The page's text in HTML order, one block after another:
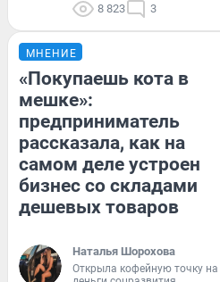
8 823 3
МНЕНИЕ
«Покупаешь кота в
мешке»:
предприниматель
рассказала, как на
самом деле устроен
бизнес со складами
дешевых товаров
Наталья Шорохова
Открыла кофейную точку на